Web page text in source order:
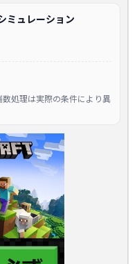
ミュレーション
処理は実際の条件により異